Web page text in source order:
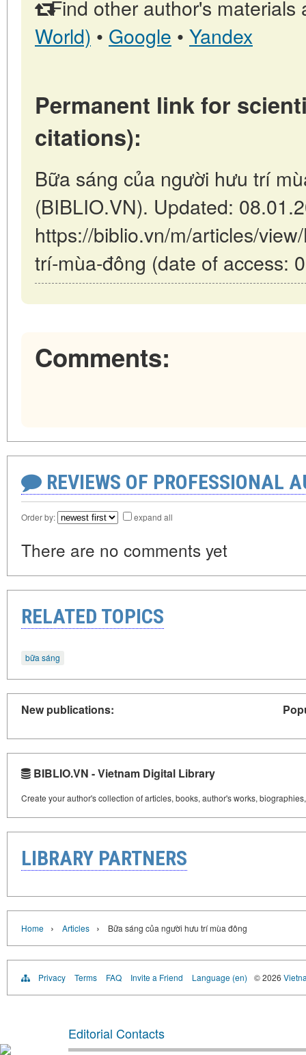
Find other author's materials
World) • Google • Yandex
Permanent link for
citations):
Bữa sáng của người hưu trí
(BIBLIO.VN). Updated:
https://biblio.vn/m/articles/
trí-mùa-đông (date of access:
Comments:
REVIEWS OF PROFESSIONAL
Order by: expand all
There are no comments yet
RELATED TOPICS
bữa sáng
New publications:
BIBLIO.VN - Vietnam Digital Library
Create your author's collection of articles, books, author's works,
LIBRARY PARTNERS
Home › Articles › Bữa sáng của người hưu trí mùa đông
Privacy Terms FAQ Invite a Friend Language (en) © 2026
Editorial Contacts